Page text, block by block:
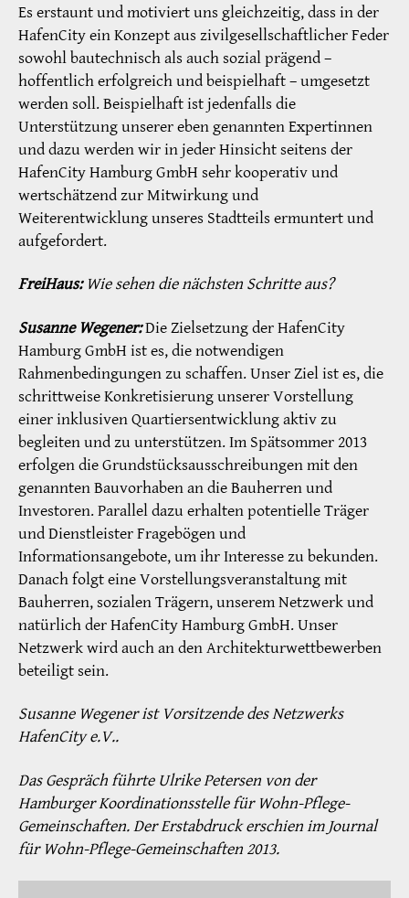
Es erstaunt und motiviert uns gleichzeitig, dass in der
HafenCity ein Konzept aus zivilgesellschaftlicher Feder
sowohl bautechnisch als auch sozial prägend –
hoffentlich erfolgreich und beispielhaft – umgesetzt
werden soll. Beispielhaft ist jedenfalls die
Unterstützung unserer eben genannten Expertinnen
und dazu werden wir in jeder Hinsicht seitens der
HafenCity Hamburg GmbH sehr kooperativ und
wertschätzend zur Mitwirkung und
Weiterentwicklung unseres Stadtteils ermuntert und
aufgefordert.
FreiHaus:Wie sehen die nächsten Schritte aus?
Susanne Wegener:Die Zielsetzung der HafenCity
Hamburg GmbH ist es, die notwendigen
Rahmenbedingungen zu schaffen. Unser Ziel ist es, die
schrittweise Konkretisierung unserer Vorstellung
einer inklusiven Quartiersentwicklung aktiv zu
begleiten und zu unterstützen. Im Spätsommer 2013
erfolgen die Grundstücksausschreibungen mit den
genannten Bauvorhaben an die Bauherren und
Investoren. Parallel dazu erhalten potentielle Träger
und Dienstleister Fragebögen und
Informationsangebote, um ihr Interesse zu bekunden.
Danach folgt eine Vorstellungsveranstaltung mit
Bauherren, sozialen Trägern, unserem Netzwerk und
natürlich der HafenCity Hamburg GmbH. Unser
Netzwerk wird auch an den Architekturwettbewerben
beteiligt sein.
Susanne Wegener ist Vorsitzende des Netzwerks
HafenCity e.V..
Das Gespräch führte Ulrike Petersen von der
Hamburger Koordinationsstelle für Wohn-Pflege-
Gemeinschaften. Der Erstabdruck erschien im Journal
für Wohn-Pflege-Gemeinschaften 2013.